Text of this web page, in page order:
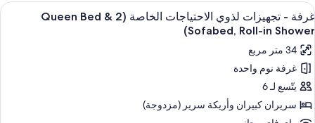
Twin
Bed,
Roll-
in
Shower)
تجهيزات
لذوي
الخاصة
(1
King
and
استعراض
جميع
صور
غرفة
-
تجهيزات
لذوي
خزنة داخل الغرفة ومكتب ومساحة عمل
5
غرفة - تجهيزات لذوي الاحتياجات الخاصة (2 Queen Bed &
Sofabed, Roll-in Shower)
34 متر مربع
غرفة نوم واحدة
يتّسع لـ 6
سريران كبيران‫‬ وأريكة سرير (مزدوجة)